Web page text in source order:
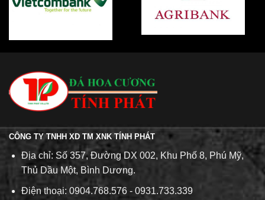
CÔNG TY TNHH XD TM XNK TÍNH PHÁT
Địa chỉ: Số 357, Đường DX 002, Khu Phố 8, Phú Mỹ,
Thủ Dầu Một, Bình Dương.
Điện thoại: 0904.768.576 - 0931.733.339